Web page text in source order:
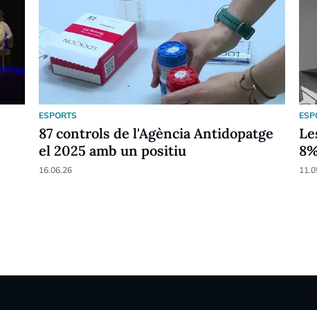
ESPORTS
87 controls de l'Agència Antidopatge
el 2025 amb un positiu
16.06.26